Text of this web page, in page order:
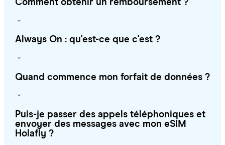
Comment obtenir un remboursement ?
Always On : qu'est-ce que c'est ?
Quand commence mon forfait de données ?
Puis-je passer des appels téléphoniques et
envoyer des messages avec mon eSIM
Holafly ?